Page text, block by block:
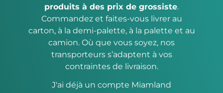
produits à des prix de grossiste.
Commandez et faites-vous livrer au
carton, à la demi-palette, à la palette et au
camion. Où que vous soyez, nos
transporteurs s’adaptent à vos
contraintes de livraison.
J'ai déjà un compte Miamland